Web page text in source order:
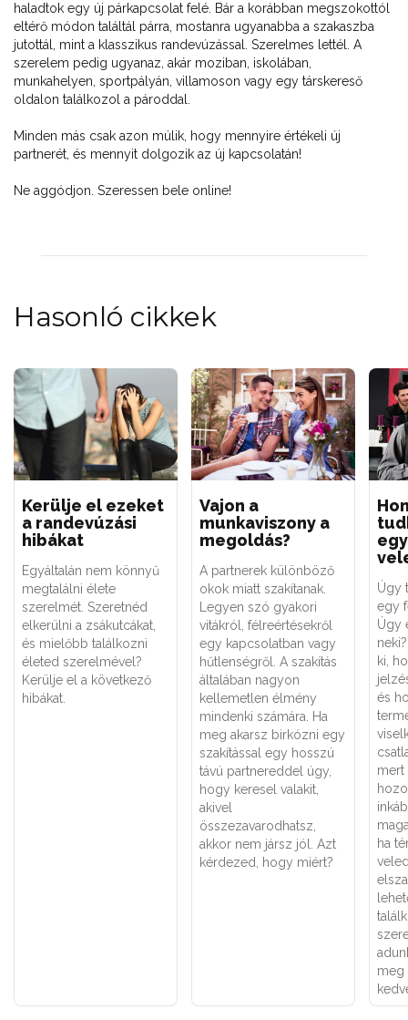
haladtok egy új párkapcsolat felé. Bár a korábban megszokottól
eltérő módon találtál párra, mostanra ugyanabba a szakaszba
jutottál, mint a klasszikus randevúzással. Szerelmes lettél. A
szerelem pedig ugyanaz, akár moziban, iskolában,
munkahelyen, sportpályán, villamoson vagy egy társkereső
oldalon találkozol a pároddal.
Minden más csak azon múlik, hogy mennyire értékeli új
partnerét, és mennyit dolgozik az új kapcsolatán!
Ne aggódjon. Szeressen bele online!
Hasonló cikkek
Kerülje el ezeket
a randevúzási
hibákat
Egyáltalán nem könnyű
megtalálni élete
szerelmét. Szeretnéd
elkerülni a zsákutcákat,
és mielőbb találkozni
életed szerelmével?
Kerülje el a következő
hibákat.
Vajon a
munkaviszony a
megoldás?
A partnerek különböző
okok miatt szakítanak.
Legyen szó gyakori
vitákról, félreértésekről
egy kapcsolatban vagy
hűtlenségről. A szakítás
általában nagyon
kellemetlen élmény
mindenki számára. Ha
meg akarsz birkózni egy
szakítással egy hosszú
távú partnereddel úgy,
hogy keresel valakit,
akivel
összezavarodhatsz,
akkor nem jársz jól. Azt
kérdezed, hogy miért?
Úgy
egy
Úgy
ki,
és
mert
ha
meg